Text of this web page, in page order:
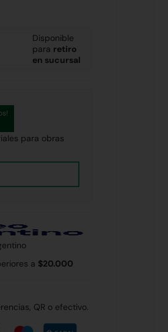
Disponible
para retiro
en sucursal
para obras
a $20.000
QR o efectivo.